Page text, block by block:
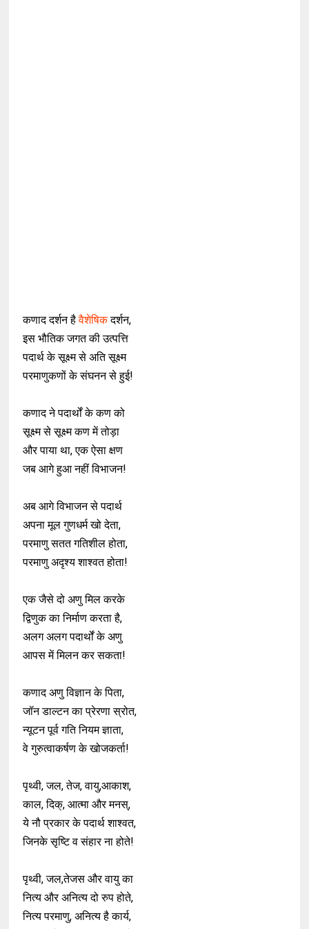
कणाद दर्शन हैवैशेषिकदर्शन,
इस भौतिक जगत की उत्पत्ति
पदार्थ के सूक्ष्म से अति सूक्ष्म
परमाणुकणों के संघनन से हुई!
कणाद ने पदार्थों के कण को
सूक्ष्म से सूक्ष्म कण में तोड़ा
और पाया था, एक ऐसा क्षण
जब आगे हुआ नहीं विभाजन!
अब आगे विभाजन से पदार्थ
अपना मूल गुणधर्म खो देता,
परमाणु सतत गतिशील होता,
परमाणु अदृश्य शाश्वत होता!
एक जैसे दो अणु मिल करके
द्विणुक का निर्माण करता है,
अलग अलग पदार्थों के अणु
आपस में मिलन कर सकता!
कणाद अणु विज्ञान के पिता,
जॉन डाल्टन का प्रेरणा स्रोत,
न्यूटन पूर्व गति नियम ज्ञाता,
वे गुरुत्वाकर्षण के खोजकर्ता!
पृथ्वी, जल, तेज, वायु,आकाश,
काल, दिक्, आत्मा और मनस्,
ये नौ प्रकार के पदार्थ शाश्वत,
जिनके सृष्टि व संहार ना होते!
पृथ्वी, जल,तेजस और वायु का
नित्य और अनित्य दो रुप होते,
नित्य परमाणु, अनित्य है कार्य,